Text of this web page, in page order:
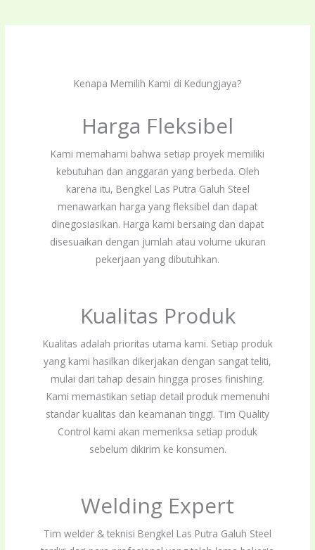
Kenapa Memilih Kami di Kedungjaya?
Harga Fleksibel
Kami memahami bahwa setiap proyek memiliki
kebutuhan dan anggaran yang berbeda. Oleh
karena itu, Bengkel Las Putra Galuh Steel
menawarkan harga yang fleksibel dan dapat
dinegosiasikan. Harga kami bersaing dan dapat
disesuaikan dengan jumlah atau volume ukuran
pekerjaan yang dibutuhkan.
Kualitas Produk
Kualitas adalah prioritas utama kami. Setiap produk
yang kami hasilkan dikerjakan dengan sangat teliti,
mulai dari tahap desain hingga proses finishing.
Kami memastikan setiap detail produk memenuhi
standar kualitas dan keamanan tinggi. Tim Quality
Control kami akan memeriksa setiap produk
sebelum dikirim ke konsumen.
Welding Expert
Tim welder & teknisi Bengkel Las Putra Galuh Steel